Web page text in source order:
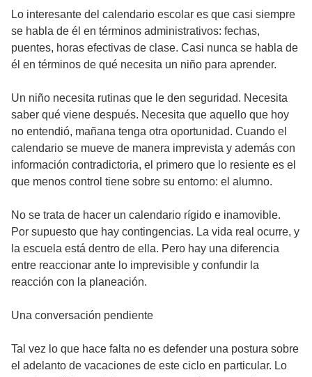
Lo interesante del calendario escolar es que casi siempre
se habla de él en términos administrativos: fechas,
puentes, horas efectivas de clase. Casi nunca se habla de
él en términos de qué necesita un niño para aprender.
Un niño necesita rutinas que le den seguridad. Necesita
saber qué viene después. Necesita que aquello que hoy
no entendió, mañana tenga otra oportunidad. Cuando el
calendario se mueve de manera imprevista y además con
información contradictoria, el primero que lo resiente es el
que menos control tiene sobre su entorno: el alumno.
No se trata de hacer un calendario rígido e inamovible.
Por supuesto que hay contingencias. La vida real ocurre, y
la escuela está dentro de ella. Pero hay una diferencia
entre reaccionar ante lo imprevisible y confundir la
reacción con la planeación.
Una conversación pendiente
Tal vez lo que hace falta no es defender una postura sobre
el adelanto de vacaciones de este ciclo en particular. Lo